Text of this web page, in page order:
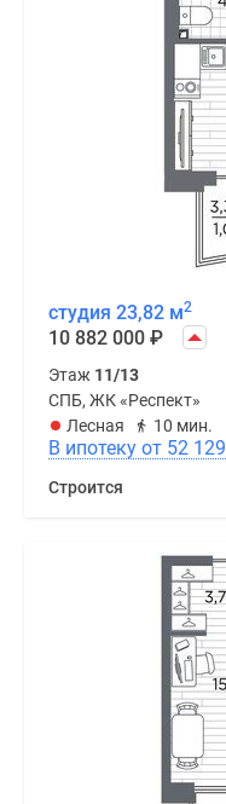
студия 23,82 м2
10 882 000 ₽
Этаж 11/13
СПБ, ЖК «Респект»
Лесная
10 мин.
В ипотеку от 52 129
Строится